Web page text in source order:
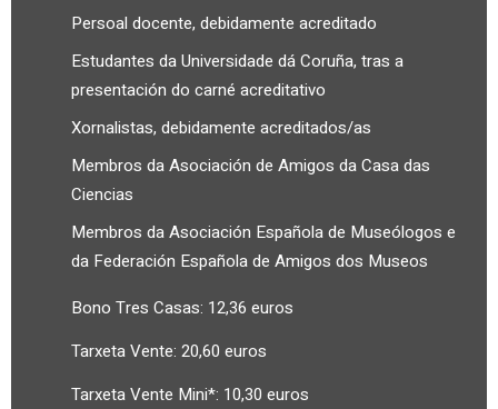
Persoal docente, debidamente acreditado
Estudantes da Universidade dá Coruña, tras a
presentación do carné acreditativo
Xornalistas, debidamente acreditados/as
Membros da Asociación de Amigos da Casa das
Ciencias
Membros da Asociación Española de Museólogos e
da Federación Española de Amigos dos Museos
Bono Tres Casas: 12,36 euros
Tarxeta Vente: 20,60 euros
Tarxeta Vente Mini*: 10,30 euros